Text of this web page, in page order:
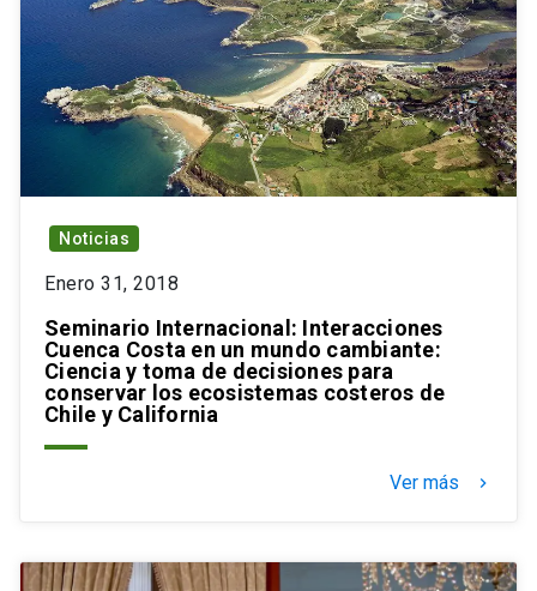
Noticias
Enero 31, 2018
Seminario Internacional: Interacciones
Cuenca Costa en un mundo cambiante:
Ciencia y toma de decisiones para
conservar los ecosistemas costeros de
Chile y California
Ver más keyboard_arrow_right